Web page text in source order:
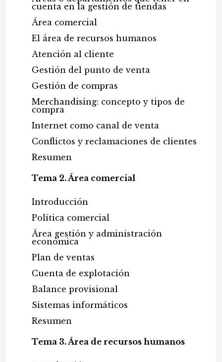
cuenta en la gestión de tiendas
Área comercial
El área de recursos humanos
Atención al cliente
Gestión del punto de venta
Gestión de compras
Merchandising: concepto y tipos de
compra
Internet como canal de venta
Conflictos y reclamaciones de clientes
Resumen
Tema 2. Área comercial
Introducción
Política comercial
Área gestión y administración
económica
Plan de ventas
Cuenta de explotación
Balance provisional
Sistemas informáticos
Resumen
Tema 3. Área de recursos humanos